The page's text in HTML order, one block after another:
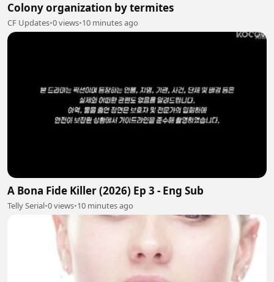
Colony organization by termites
CF Updates•0 views•10 minutes ago
A Bona Fide Killer (2026) Ep 3 - Eng Sub
Telly Serial•0 views•10 minutes ago